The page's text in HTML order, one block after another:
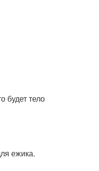
будет тело
ежика.